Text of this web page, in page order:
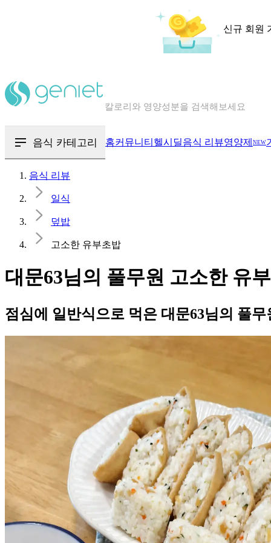
신규 회원
혈당 · 다이어트 음식 검색해보세요
음식 카테고리 홈커뮤니티 헬시딜음식 리뷰영양제 NEW
음식 리뷰
일식
덮밥
고소한 유부초밥
대문63님의 풀무원 고소한 유
점심에 일반식으로 먹은 대문63님의 풀